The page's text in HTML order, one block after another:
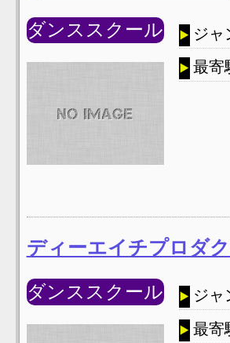
ダンススクール ジャ
最寄
ディーエイチプロダ
ダンススクール ジャ
最寄